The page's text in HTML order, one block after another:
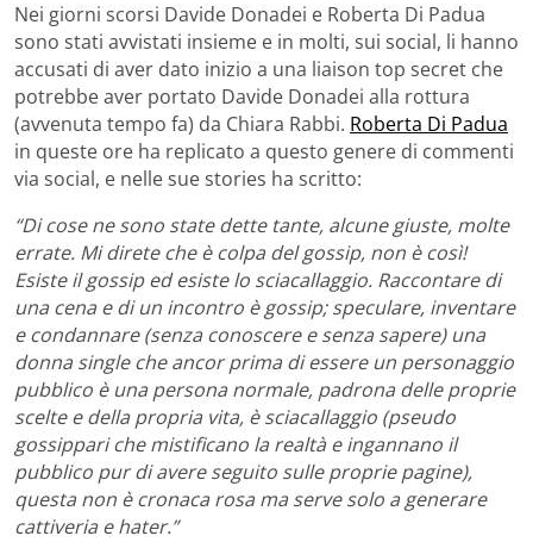
Nei giorni scorsi Davide Donadei e Roberta Di Padua
sono stati avvistati insieme e in molti, sui social, li hanno
accusati di aver dato inizio a una liaison top secret che
potrebbe aver portato Davide Donadei alla rottura
(avvenuta tempo fa) da Chiara Rabbi. Roberta Di Padua
in queste ore ha replicato a questo genere di commenti
via social, e nelle sue stories ha scritto:
“Di cose ne sono state dette tante, alcune giuste, molte
errate. Mi direte che è colpa del gossip, non è così!
Esiste il gossip ed esiste lo sciacallaggio. Raccontare di
una cena e di un incontro è gossip; speculare, inventare
e condannare (senza conoscere e senza sapere) una
donna single che ancor prima di essere un personaggio
pubblico è una persona normale, padrona delle proprie
scelte e della propria vita, è sciacallaggio (pseudo
gossippari che mistificano la realtà e ingannano il
pubblico pur di avere seguito sulle proprie pagine),
questa non è cronaca rosa ma serve solo a generare
cattiveria e hater.”